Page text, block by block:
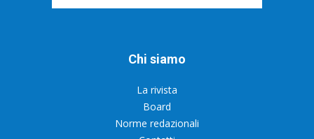
Chi siamo
La rivista
Board
Norme redazionali